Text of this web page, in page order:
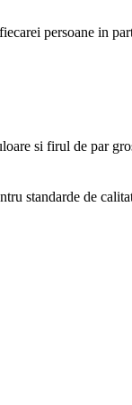
persoane in
si firul de par
standarde de